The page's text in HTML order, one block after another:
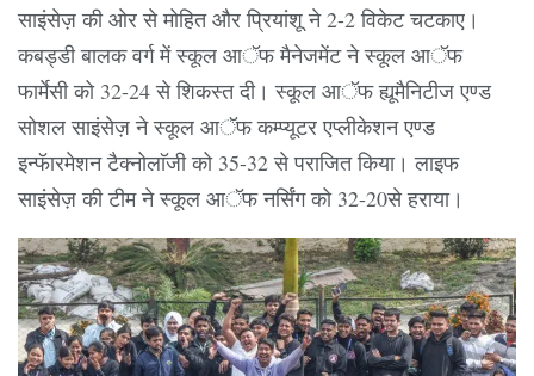
साइंसेज़ की ओर से मोहित और प्रियांशू ने 2-2 विकेट चटकाए।
कबड्डी बालक वर्ग में स्कूल आॅफ मैनेजमेंट ने स्कूल आॅफ
फार्मेसी को 32-24 से शिकस्त दी। स्कूल आॅफ ह्यूमैनिटीज एण्ड
सोशल साइंसेज़ ने स्कूल आॅफ कम्प्यूटर एप्लीकेशन एण्ड
इन्फॅारमेशन टैक्नोलाॅजी को 35-32 से पराजित किया। लाइफ
साइंसेज़ की टीम ने स्कूल आॅफ नर्सिंग को 32-20से हराया।